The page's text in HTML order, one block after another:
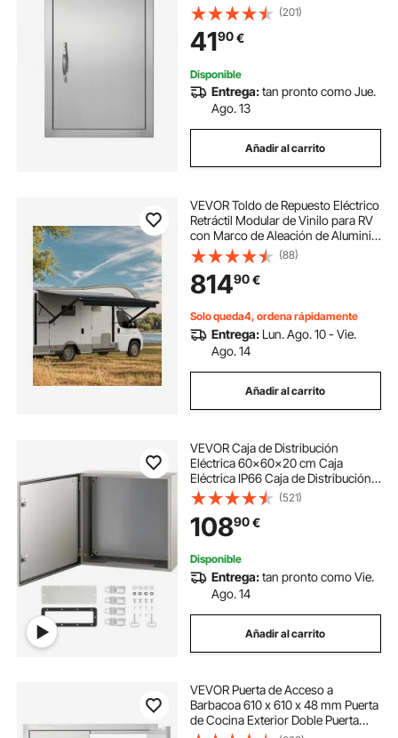
Empotrada de Acero Inoxidable con
Manija Empotrada para Isla de
Barbacoa, Estación de Parrilla,
Armario Exterior
(201)
4190€
Disponible
Entrega:tan pronto como Jue.
Ago. 13
Añadir al carrito
VEVOR Toldo de Repuesto Eléctrico
Retráctil Modular de Vinilo para RV
con Marco de Aleación de Aluminio
Toldo para Remolque Exterior Apto
para la Mayoría de los RVs, Negro
Degradado, 6114 mm
(88)
81490€
Solo queda4, ordena rápidamente
Entrega: Lun. Ago. 10 - Vie.
Ago. 14
Añadir al carrito
VEVOR Caja de Distribución
Eléctrica 60x60x20 cm Caja
Eléctrica IP66 Caja de Distribución
Eléctrica de Acero al Carbono
Cubierta para Contador Eléctrico
Impermeable de Exterior para
Montaje en Pared
(521)
10890€
Disponible
Entrega:tan pronto como Vie.
Ago. 14
Añadir al carrito
VEVOR Puerta de Acceso a
Barbacoa 610 x 610 x 48 mm Puerta
de Cocina Exterior Doble Puerta